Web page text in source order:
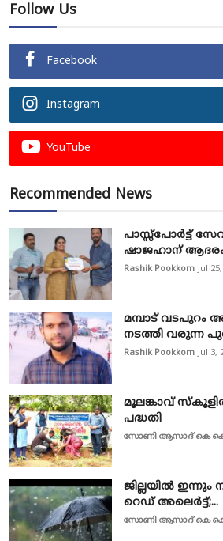
Follow Us
Facebook
Instagram
YouTube
Recommended News
പാസ്സ്‌പോർട്ട്
ഷാജഹാന്
Rashik Pookkom Jul
മമ്പാട് വടപുറം
നടത്തി വരുന്ന
Rashik Pookkom Jul 3,
മൂലങ്കാവ്
പദ്ധതി
സോണി ആസാദ് കെ
ജില്ലയിൽ ഇന്നും
റെഡ് അലെർട്ട്;...
സോണി ആസാദ് കെ